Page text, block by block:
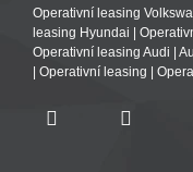
Operativní leasing
leasing Hyundai
Operativní leasing Audi
Operativní leasing